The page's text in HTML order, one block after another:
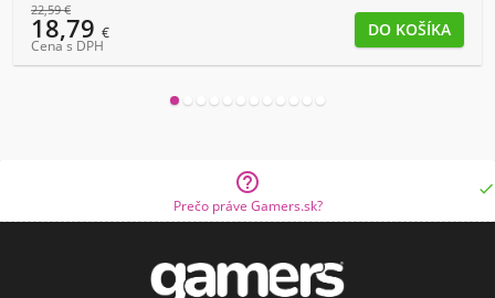
22,59€
18,79 €
Cena s DPH

Prečo práve Gamers.sk?
